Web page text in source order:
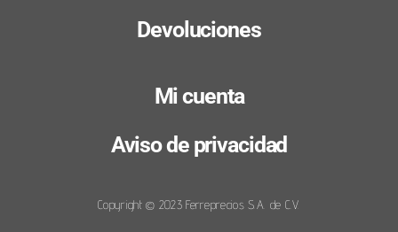
Devoluciones
Mi cuenta
Aviso de privacidad
Copyright © 2023 Ferreprecios S.A. de C.V.